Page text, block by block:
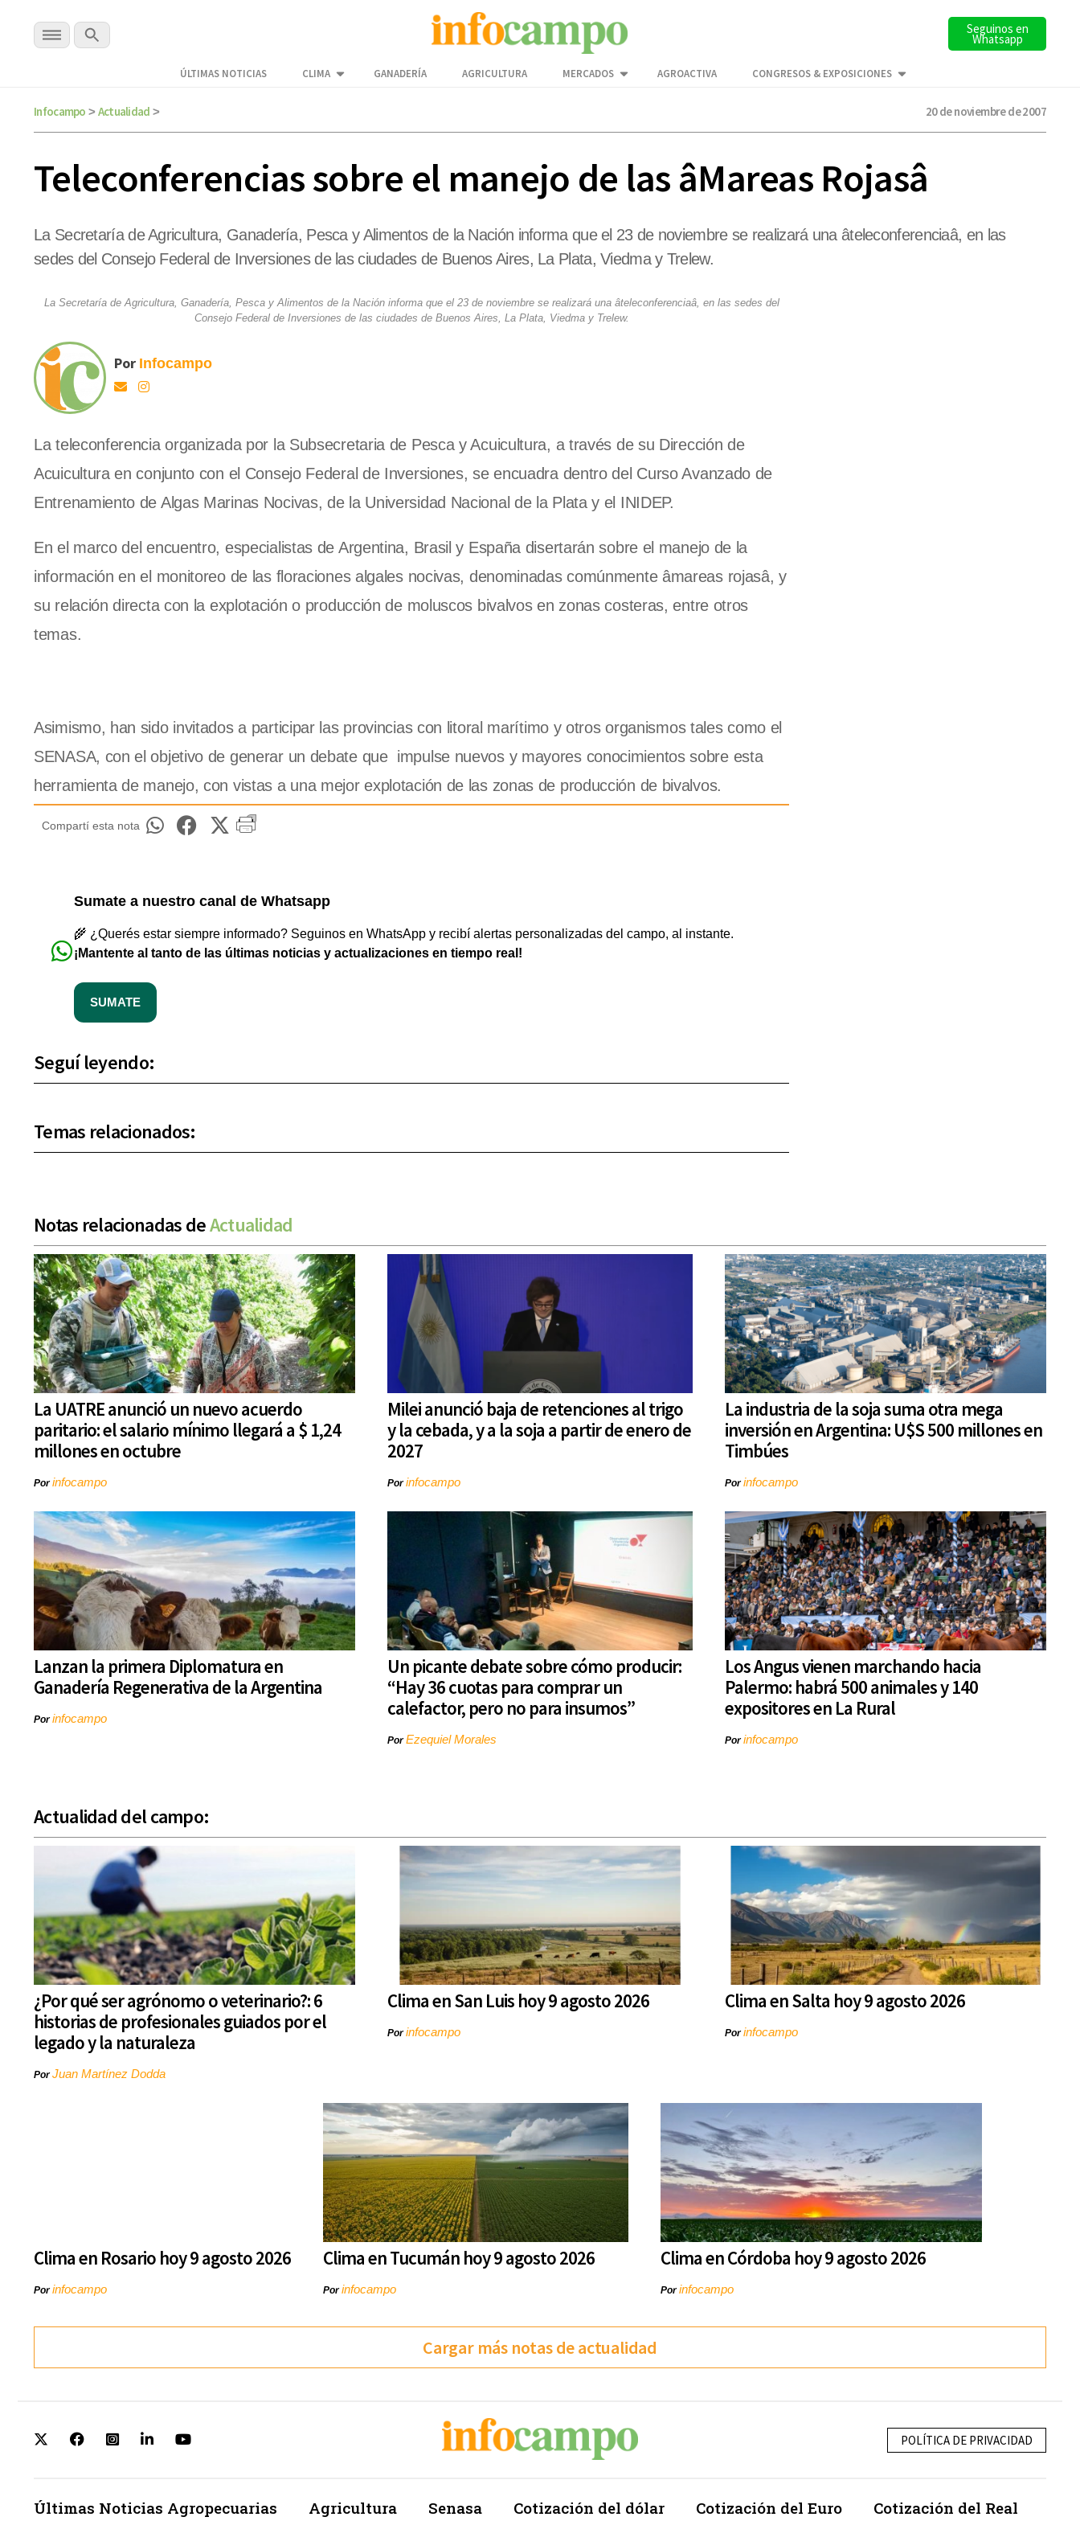
Seguinos en
Whatsapp
ÚLTIMAS NOTICIAS CLIMA GANADERÍA AGRICULTURA MERCADOS AGROACTIVA CONGRESOS & EXPOSICIONES
Infocampo > Actualidad > 20 de noviembre de 2007
Teleconferencias sobre el manejo de las âMareas Rojasâ
La Secretaría de Agricultura, Ganadería, Pesca y Alimentos de la Nación informa que el 23 de noviembre se realizará una âteleconferenciaâ, en las
sedes del Consejo Federal de Inversiones de las ciudades de Buenos Aires, La Plata, Viedma y Trelew.
La Secretaría de Agricultura, Ganadería, Pesca y Alimentos de la Nación informa que el 23 de noviembre se realizará una âteleconferenciaâ, en las sedes del
Consejo Federal de Inversiones de las ciudades de Buenos Aires, La Plata, Viedma y Trelew.
Por Infocampo
La teleconferencia organizada por la Subsecretaria de Pesca y Acuicultura, a través de su Dirección de
Acuicultura en conjunto con el Consejo Federal de Inversiones, se encuadra dentro del Curso Avanzado de
Entrenamiento de Algas Marinas Nocivas, de la Universidad Nacional de la Plata y el INIDEP.
En el marco del encuentro, especialistas de Argentina, Brasil y España disertarán sobre el manejo de la
información en el monitoreo de las floraciones algales nocivas, denominadas comúnmente âmareas rojasâ, y
su relación directa con la explotación o producción de moluscos bivalvos en zonas costeras, entre otros
temas.
Asimismo, han sido invitados a participar las provincias con litoral marítimo y otros organismos tales como el
SENASA, con el objetivo de generar un debate que impulse nuevos y mayores conocimientos sobre esta
herramienta de manejo, con vistas a una mejor explotación de las zonas de producción de bivalvos.
Compartí esta nota
Sumate a nuestro canal de Whatsapp
🌾 ¿Querés estar siempre informado? Seguinos en WhatsApp y recibí alertas personalizadas del campo, al instante.
¡Mantente al tanto de las últimas noticias y actualizaciones en tiempo real!
SUMATE
Seguí leyendo:
Temas relacionados:
Notas relacionadas deActualidad
La UATRE anunció un nuevo acuerdo
paritario: el salario mínimo llegará a $ 1,24
millones en octubre
Porinfocampo
Milei anunció baja de retenciones al trigo
y la cebada, y a la soja a partir de enero de
2027
Porinfocampo
La industria de la soja suma otra mega
inversión en Argentina: U$S 500 millones en
Timbúes
Porinfocampo
Lanzan la primera Diplomatura en
Ganadería Regenerativa de la Argentina
Porinfocampo
Un picante debate sobre cómo producir:
“Hay 36 cuotas para comprar un
calefactor, pero no para insumos”
PorEzequiel Morales
Los Angus vienen marchando hacia
Palermo: habrá 500 animales y 140
expositores en La Rural
Porinfocampo
Actualidad del campo:
¿Por qué ser agrónomo o veterinario?: 6
historias de profesionales guiados por el
legado y la naturaleza
PorJuan Martínez Dodda
Clima en San Luis hoy 9 agosto 2026
Porinfocampo
Clima en Salta hoy 9 agosto 2026
Porinfocampo
Clima en Rosario hoy 9 agosto 2026
Porinfocampo
Clima en Tucumán hoy 9 agosto 2026
Porinfocampo
Clima en Córdoba hoy 9 agosto 2026
Porinfocampo
Cargar más notas de actualidad
POLÍTICA DE PRIVACIDAD
Últimas Noticias Agropecuarias Agricultura Senasa Cotización del dólar Cotización del Euro Cotización del Real